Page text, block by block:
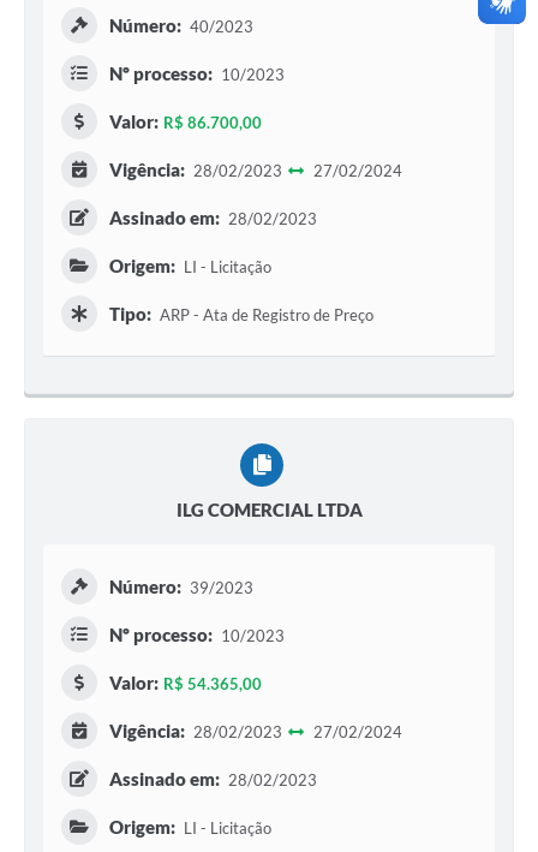
Número: 40/2023
Nº processo: 10/2023
Valor: R$ 86.700,00
Vigência: 28/02/2023 27/02/2024
Assinado em: 28/02/2023
Origem: LI - Licitação
Tipo: ARP - Ata de Registro de Preço
ILG COMERCIAL LTDA
Número: 39/2023
Nº processo: 10/2023
Valor: R$ 54.365,00
Vigência: 28/02/2023 27/02/2024
Assinado em: 28/02/2023
Origem: LI - Licitação